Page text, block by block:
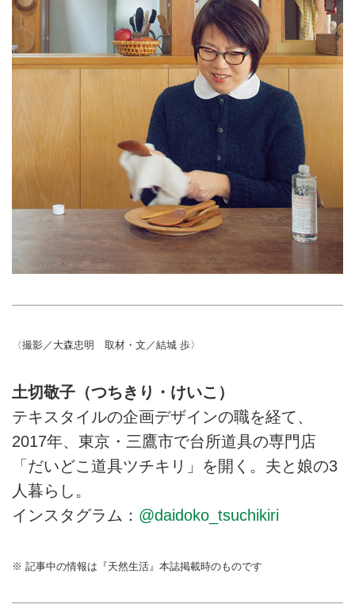
〈撮影／大森忠明 取材・文／結城 歩〉
土切敬子（つちきり・けいこ）
テキスタイルの企画デザインの職を経て、
2017年、東京・三鷹市で台所道具の専門店
「だいどこ道具ツチキリ」を開く。夫と娘の3
人暮らし。
インスタグラム： @daidoko_tsuchikiri
※ 記事中の情報は『天然生活』本誌掲載時のものです